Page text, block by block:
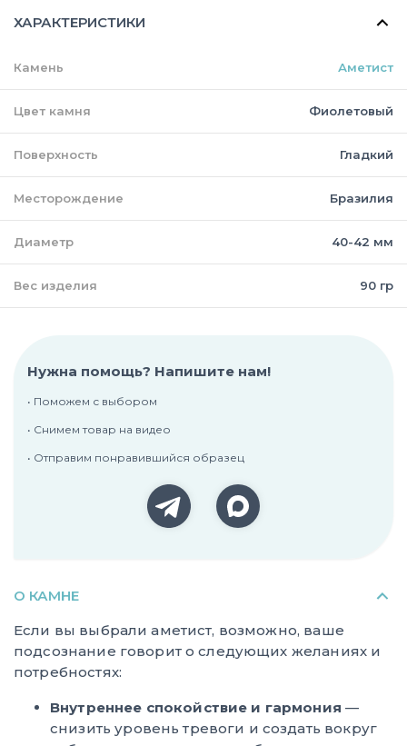
ХАРАКТЕРИСТИКИ
Камень Аметист
Цвет камня Фиолетовый
Поверхность Гладкий
Месторождение Бразилия
Диаметр 40-42 мм
Вес изделия 90 гр
Нужна помощь? Напишите нам!
• Поможем с выбором
• Снимем товар на видео
• Отправим понравившийся образец
О КАМНЕ
Если вы выбрали аметист, возможно, ваше
подсознание говорит о следующих желаниях и
потребностях:
Внутреннее спокойствие и гармония —
снизить уровень тревоги и создать вокруг